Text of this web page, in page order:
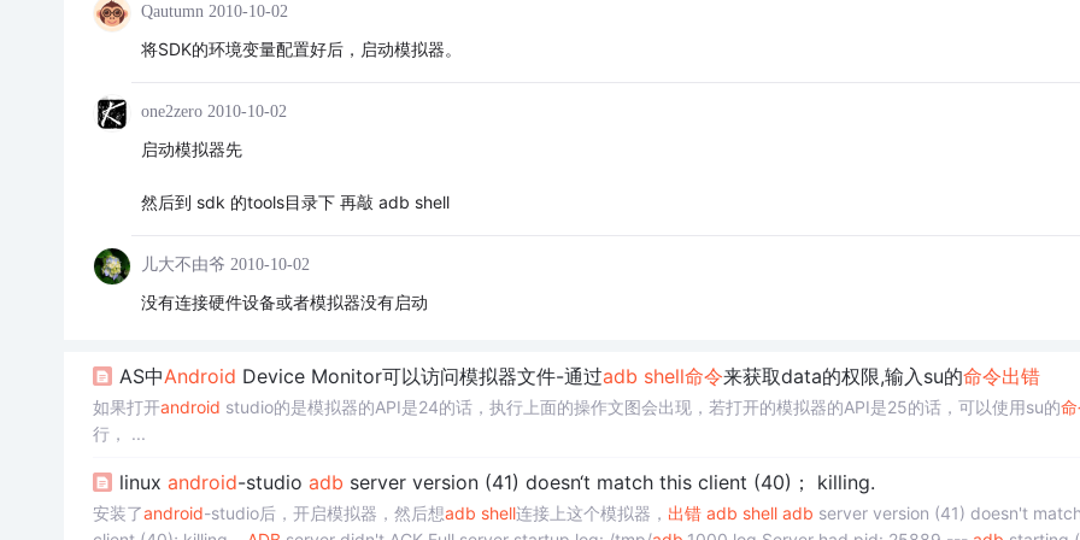
Qautumn 2010-10-02
将SDK的环境变量配置好后，启动模拟器。
one2zero 2010-10-02
启动模拟器先
然后到 sdk 的tools目录下 再敲 adb shell
儿大不由爷 2010-10-02
没有连接硬件设备或者模拟器没有启动
AS中Android Device Monitor可以访问模拟器文件-通过adb shell命令来获取data的权限,输入su的命令出错
如果打开android studio的是模拟器的API是24的话，执行上面的操作文图会出现，若打开的模拟器的API是25的话，可以使用su的
行， ...
linux android-studio adb server version (41) doesn‘t match this client (40)； killing.
安装了android-studio后，开启模拟器，然后想adb shell连接上这个模拟器， 出错 adb shell adb server version (41) doesn't